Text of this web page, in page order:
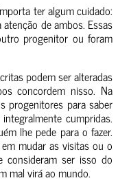
ter algum cuidado:
de ambos. Essas
progenitor ou foram
podem ser alteradas
concordem nisso. Na
progenitores para saber
cumpridas.
lhe pede para o fazer.
mudar as visitas ou o
ser isso do
mal virá ao mundo.